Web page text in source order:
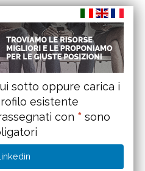
sotto oppure carica i
esistente
con * sono